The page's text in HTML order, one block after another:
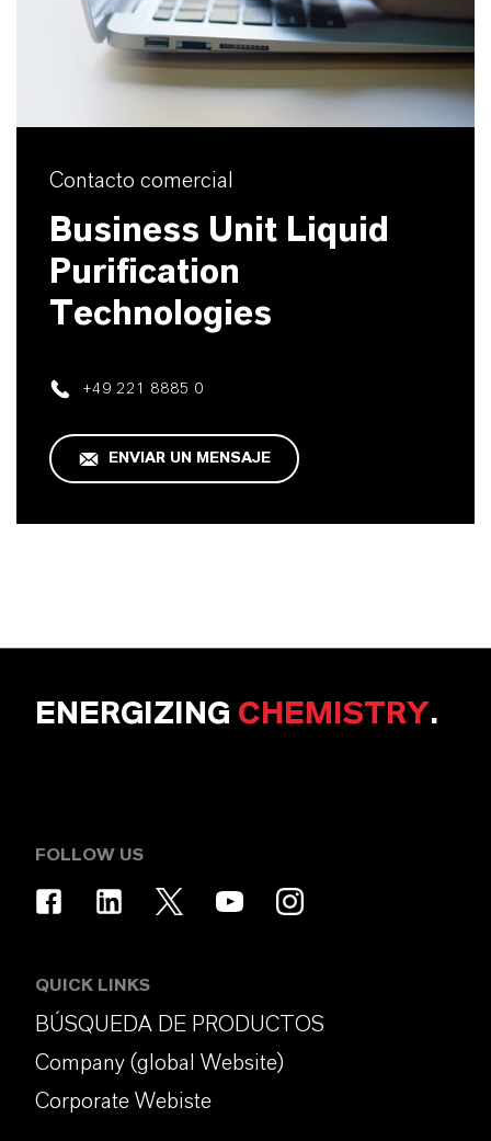
Contacto comercial
Business Unit Liquid
Purification
Technologies
+49 221 8885 0
ENVIAR UN MENSAJE
ENERGIZING CHEMISTRY.
FOLLOW US
QUICK LINKS
BÚSQUEDA DE PRODUCTOS
Company (global Website)
Corporate Webiste